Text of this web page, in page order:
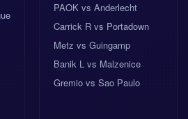
PAOK vs Anderlecht
Carrick R vs Portadown
Metz vs Guingamp
Banik L vs Malzenice
Gremio vs Sao Paulo